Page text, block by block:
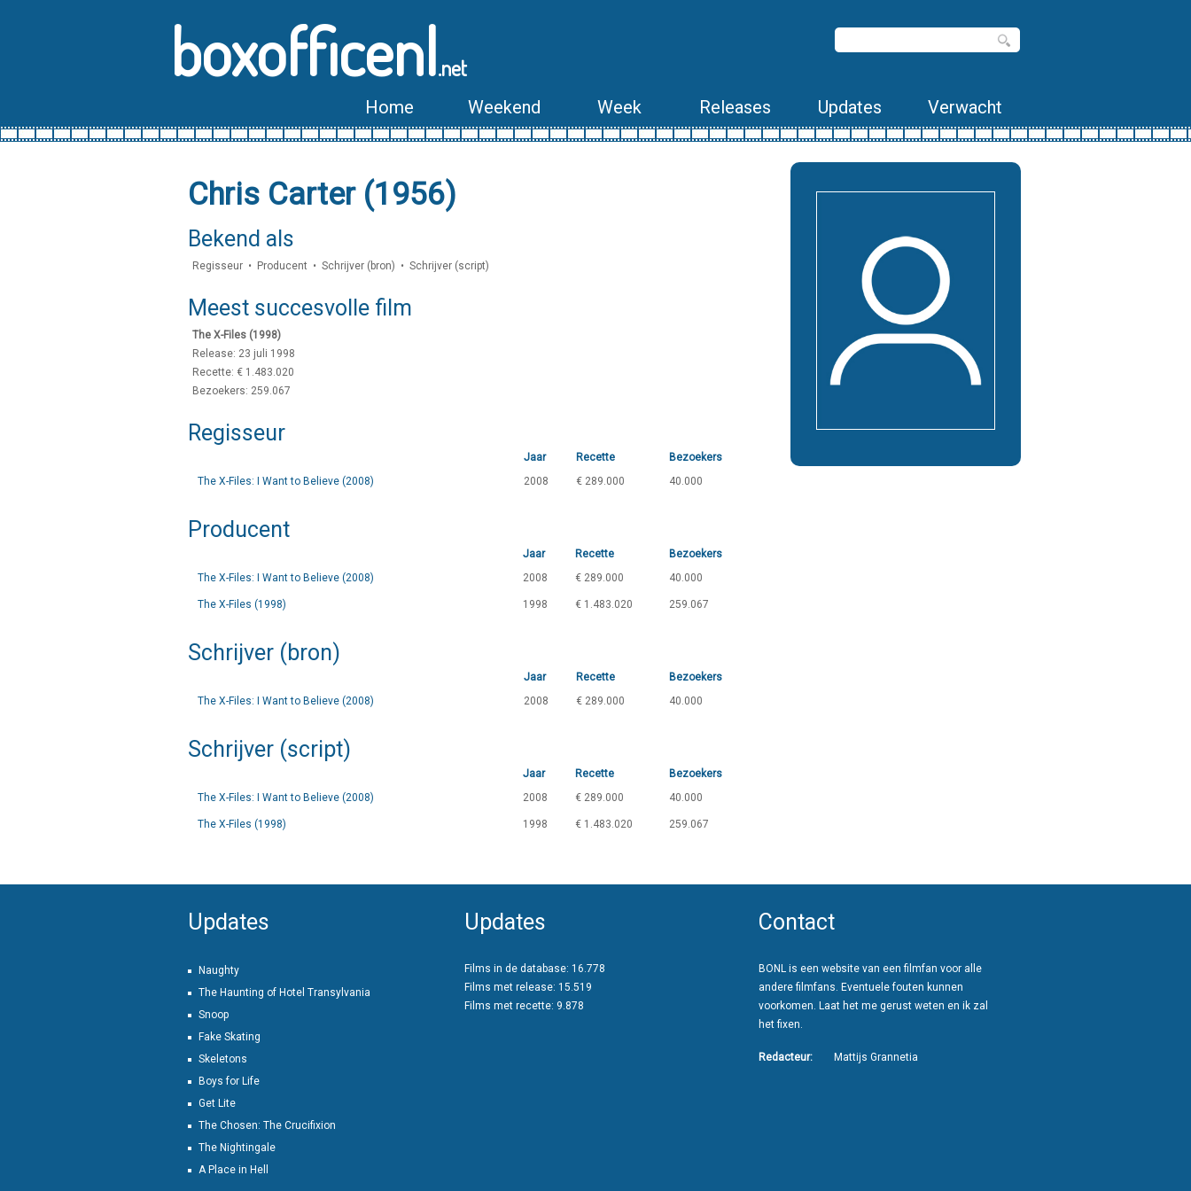
boxofficenl.net
Home Weekend Week Releases Updates Verwacht
Chris Carter (1956)
Bekend als
Regisseur • Producent • Schrijver (bron) • Schrijver (script)
Meest succesvolle film
The X-Files (1998)
Release: 23 juli 1998
Recette: € 1.483.020
Bezoekers: 259.067
Regisseur
Jaar Recette
Bezoekers
The X-Files: I Want to Believe (2008)
2008 € 289.000 40.000
Producent
Jaar Recette
Bezoekers
The X-Files: I Want to Believe (2008)
2008 € 289.000 40.000
The X-Files (1998) 1998 € 1.483.020 259.067
Schrijver (bron)
Jaar Recette
Bezoekers
The X-Files: I Want to Believe (2008)
2008 € 289.000 40.000
Schrijver (script)
Jaar Recette
Bezoekers
The X-Files: I Want to Believe (2008)
2008 € 289.000 40.000
The X-Files (1998) 1998 € 1.483.020 259.067
Updates
Naughty
The Haunting of Hotel Transylvania
Snoop
Fake Skating
Skeletons
Boys for Life
Get Lite
The Chosen: The Crucifixion
The Nightingale
A Place in Hell
Updates
Films in de database: 16.778
Films met release: 15.519
Films met recette: 9.878
Contact
BONL is een website van een filmfan voor alle
andere filmfans. Eventuele fouten kunnen
voorkomen. Laat het me gerust weten en ik zal
het fixen.
Redacteur: Mattijs Grannetia